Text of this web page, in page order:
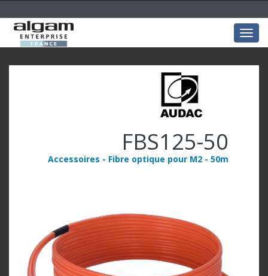
FBS125-50
Accessoires - Fibre optique pour M2 - 50m